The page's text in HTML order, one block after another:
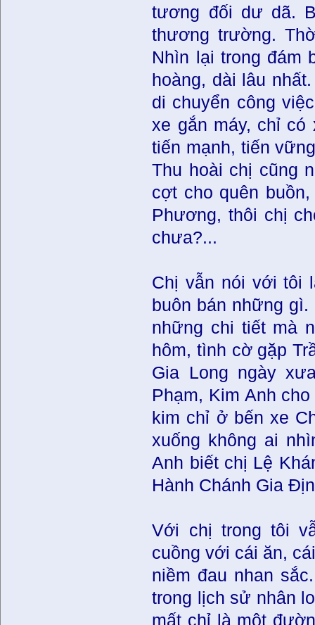
tương đối dư dã.
thương trường.
Nhìn lại trong đám
hoàng, dài lâu
di chuyển công
xe gắn máy, chỉ có
tiến mạnh, tiến
Thu hoài chị cũng
cợt cho quên
Phương, thôi chị
chưa?...
Chị vẫn nói với tôi
buôn bán những
những chi tiết mà
hôm, tình cờ gặp
Gia Long ngày
Phạm, Kim Anh
kim chỉ ở bến xe
xuống không ai
Anh biết chị Lệ
Hành Chánh Gia
Với chị trong tôi
cuồng với cái ăn,
niềm đau nhan
trong lịch sử nhân
mất chỉ là một